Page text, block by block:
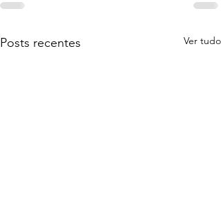
Posts recentes Ver tudo